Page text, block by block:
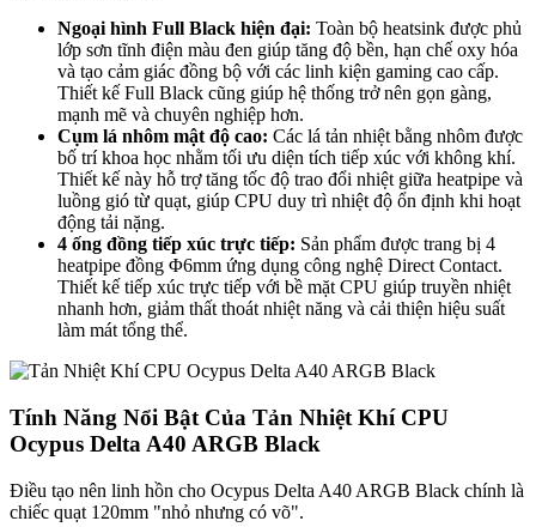
Ngoại hình Full Black hiện đại: Toàn bộ heatsink được phủ
lớp sơn tĩnh điện màu đen giúp tăng độ bền, hạn chế oxy hóa
và tạo cảm giác đồng bộ với các linh kiện gaming cao cấp.
Thiết kế Full Black cũng giúp hệ thống trở nên gọn gàng,
mạnh mẽ và chuyên nghiệp hơn.
Cụm lá nhôm mật độ cao: Các lá tản nhiệt bằng nhôm được
bố trí khoa học nhằm tối ưu diện tích tiếp xúc với không khí.
Thiết kế này hỗ trợ tăng tốc độ trao đổi nhiệt giữa heatpipe và
luồng gió từ quạt, giúp CPU duy trì nhiệt độ ổn định khi hoạt
động tải nặng.
4 ống đồng tiếp xúc trực tiếp: Sản phẩm được trang bị 4
heatpipe đồng Φ6mm ứng dụng công nghệ Direct Contact.
Thiết kế tiếp xúc trực tiếp với bề mặt CPU giúp truyền nhiệt
nhanh hơn, giảm thất thoát nhiệt năng và cải thiện hiệu suất
làm mát tổng thể.
Tính Năng Nổi Bật Của Tản Nhiệt Khí CPU
Ocypus Delta A40 ARGB Black
Điều tạo nên linh hồn cho Ocypus Delta A40 ARGB Black chính là
chiếc quạt 120mm "nhỏ nhưng có võ".